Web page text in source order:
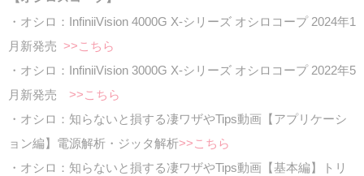
・オシロ：InfiniiVision 4000G X-シリーズ オシロコープ 2024年1
月新発売 >>こちら
・オシロ：InfiniiVision 3000G X-シリーズ オシロコープ 2022年5
月新発売 >>こちら
・オシロ：知らないと損する凄ワザやTips動画【アプリケーシ
ョン編】電源解析・ジッタ解析>>こちら
・オシロ：知らないと損する凄ワザやTips動画【基本編】トリ